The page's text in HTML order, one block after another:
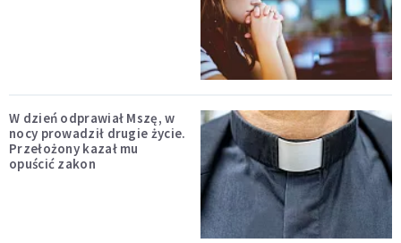
W dzień odprawiał Mszę, w
nocy prowadził drugie życie.
Przełożony kazał mu
opuścić zakon